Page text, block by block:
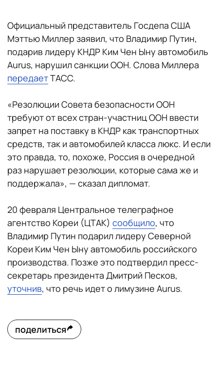
Официальный представитель Госдепа США
Мэттью Миллер заявил, что Владимир Путин,
подарив лидеру КНДР Ким Чен Ыну автомобиль
Aurus, нарушил санкции ООН. Слова Миллера
передаетТАСС.
«Резолюции Совета безопасности ООН
требуют от всех стран-участниц ООН ввести
запрет на поставку в КНДР как транспортных
средств, так и автомобилей класса люкс. И если
это правда, то, похоже, Россия в очередной
раз нарушает резолюции, которые сама же и
поддержала», — сказал дипломат.
20 февраля Центральное телеграфное
агентство Кореи (ЦТАК) сообщило, что
Владимир Путин подарил лидеру Северной
Кореи Ким Чен Ыну автомобиль российского
производства. Позже это подтвердил пресс-
секретарь президента Дмитрий Песков,
уточнив, что речь идет о лимузине Aurus.
поделиться